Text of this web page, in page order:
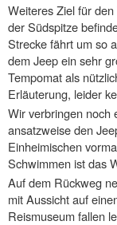
Weiteres Ziel für
der Südspitze
Strecke fährt um so
dem Jeep ein sehr
Tempomat als
Erläuterung, leider
Wir verbringen noch
ansatzweise den
Einheimischen
Schwimmen ist das
Auf dem Rückweg
mit Aussicht auf
Reismuseum fallen